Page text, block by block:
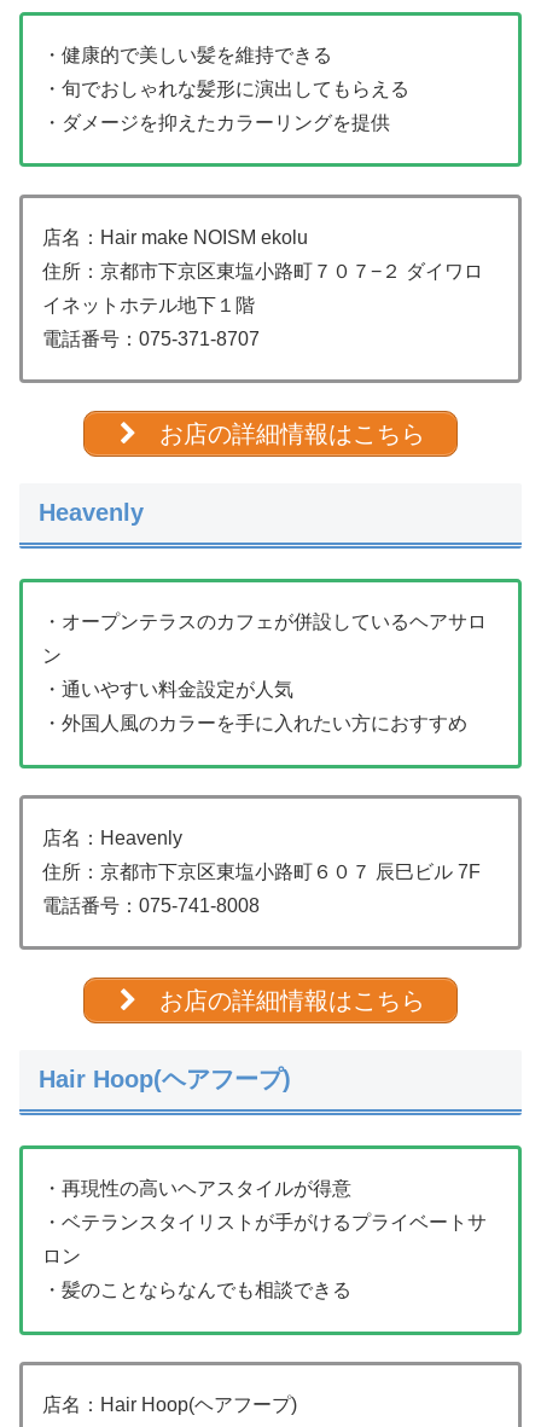
・健康的で美しい髪を維持できる
・旬でおしゃれな髪形に演出してもらえる
・ダメージを抑えたカラーリングを提供
店名：Hair make NOISM ekolu
住所：京都市下京区東塩小路町７０７−２ ダイワロ
イネットホテル地下１階
電話番号： 075-371-8707
お店の詳細情報はこちら
Heavenly
・オープンテラスのカフェが併設しているヘアサロ
ン
・通いやすい料金設定が人気
・外国人風のカラーを手に入れたい方におすすめ
店名：Heavenly
住所：京都市下京区東塩小路町６０７ 辰巳ビル 7F
電話番号： 075-741-8008
お店の詳細情報はこちら
Hair Hoop(ヘアフープ)
・再現性の高いヘアスタイルが得意
・ベテランスタイリストが手がけるプライベートサ
ロン
・髪のことならなんでも相談できる
店名：Hair Hoop(ヘアフープ)